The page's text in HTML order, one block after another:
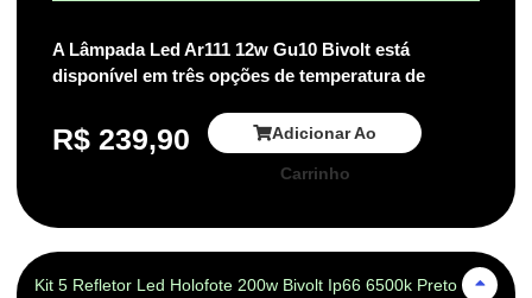
A Lâmpada Led Ar111 12w Gu10 Bivolt está
disponível em três opções de temperatura de
R$ 239,90 Adicionar Ao
Carrinho
Kit 5 Refletor Led Holofote 200w Bivolt Ip66 6500k Preto